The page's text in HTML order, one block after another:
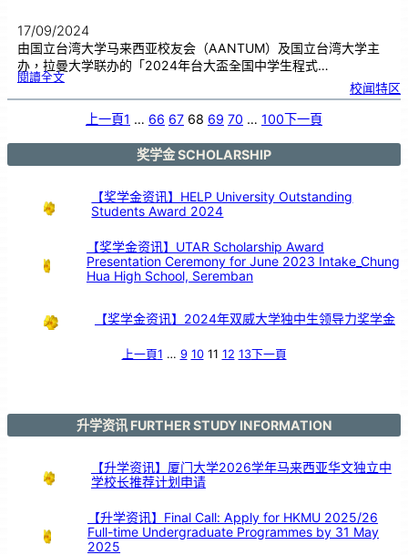
17/09/2024
由国立台湾大学马来西亚校友会（AANTUM）及国立台湾大学主
办，拉曼大学联办的「2024年台大盃全国中学生程式…
閱讀全文:「
0
2
全
国
生
校闻特区
上一頁1 … 66 67 68 69 70 … 100下一頁
奖学金 SCHOLARSHIP
【奖学金资讯】HELP University Outstanding
Students Award 2024
【奖学金资讯】UTAR Scholarship Award
Presentation Ceremony for June 2023 Intake_Chung
Hua High School, Seremban
【奖学金资讯】2024年双威大学独中生领导力奖学金
上一頁1 … 9 10 11 12 13下一頁
升学资讯 FURTHER STUDY INFORMATION
【升学资讯】厦门大学2026学年马来西亚华文独立中
学校长推荐计划申请
【升学资讯】Final Call: Apply for HKMU 2025/26
Full-time Undergraduate Programmes by 31 May
2025